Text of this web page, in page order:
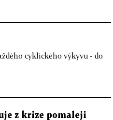
cyklického výkyvu - do
z krize pomaleji